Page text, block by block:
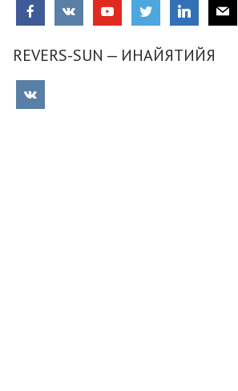
REVERS-SUN — ИНАЙЯТИЙЯ